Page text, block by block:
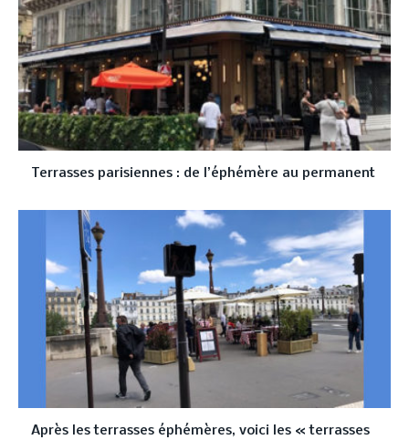
Terrasses parisiennes : de l’éphémère au permanent
Après les terrasses éphémères, voici les « terrasses